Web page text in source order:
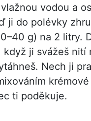
vodou a
ji do polévky
g) na 2 litry.
ji svážeš
Nech ji
ti poděkuje.